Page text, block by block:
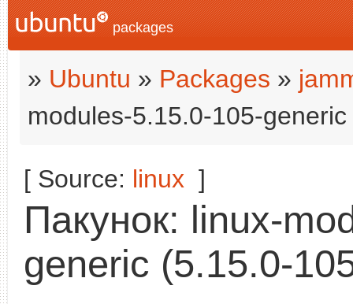
packages
» Ubuntu » Packages »
modules-5.15.0-105-generic
[ Source: linux ]
Пакунок: linux-
generic (5.15.0-